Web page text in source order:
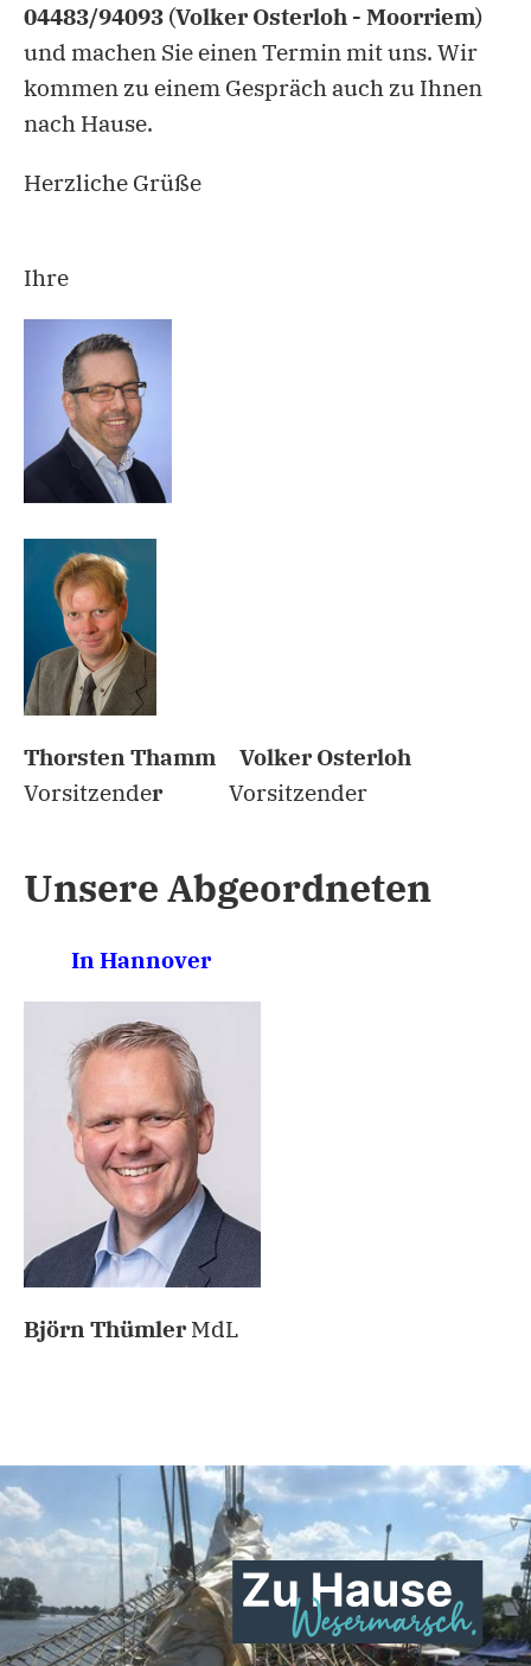
04483/94093 (Volker Osterloh - Moorriem)
und machen Sie einen Termin mit uns. Wir
kommen zu einem Gespräch auch zu Ihnen
nach Hause.
Herzliche Grüße
Ihre
Thorsten Thamm Volker Osterloh
Vorsitzender Vorsitzender
Unsere Abgeordneten
In Hannover
Björn Thümler MdL